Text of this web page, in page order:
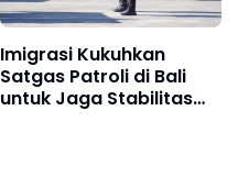
Imigrasi Kukuhkan
Satgas Patroli di Bali
untuk Jaga Stabilitas